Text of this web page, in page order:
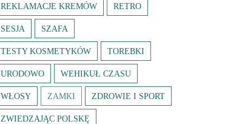
REKLAMACJE KREMÓW RETRO
SESJA SZAFA
TESTY KOSMETYKÓW TOREBKI
URODOWO WEHIKUŁ CZASU
WŁOSY ZAMKI ZDROWIE I SPORT
ZWIEDZAJĄC POLSKĘ